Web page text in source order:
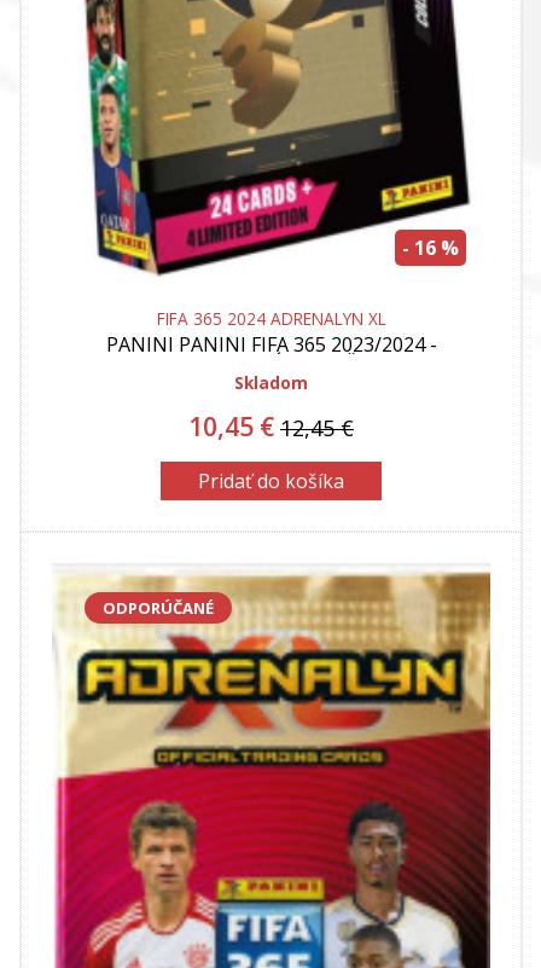
- 16 %
FIFA 365 2024 ADRENALYN XL
PANINI PANINI FIFA 365 2023/2024 -
OCKET)
Skladom
10,45 € 12,45 €
Pridať do košíka
ODPORÚČANÉ